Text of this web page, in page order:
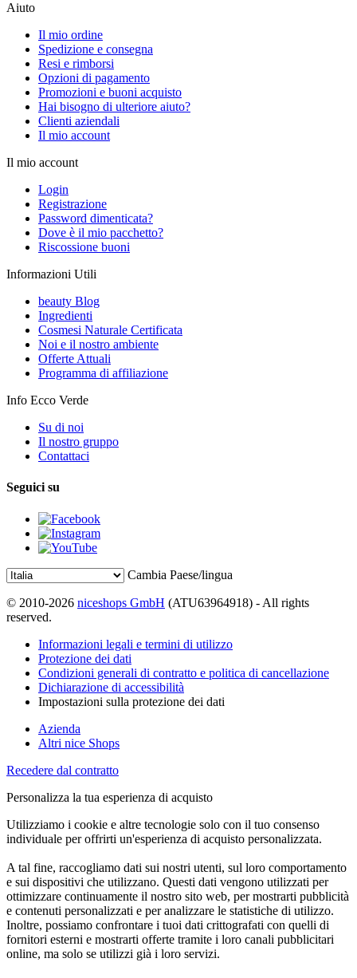
Aiuto
Il mio ordine
Spedizione e consegna
Resi e rimborsi
Opzioni di pagamento
Promozioni e buoni acquisto
Hai bisogno di ulteriore aiuto?
Clienti aziendali
Il mio account
Il mio account
Login
Registrazione
Password dimenticata?
Dove è il mio pacchetto?
Riscossione buoni
Informazioni Utili
beauty Blog
Ingredienti
Cosmesi Naturale Certificata
Noi e il nostro ambiente
Offerte Attuali
Programma di affiliazione
Info Ecco Verde
Su di noi
Il nostro gruppo
Contattaci
Seguici su
Cambia Paese/lingua
© 2010-2026 niceshops GmbH (ATU63964918) - All rights
reserved.
Informazioni legali e termini di utilizzo
Protezione dei dati
Condizioni generali di contratto e politica di cancellazione
Dichiarazione di accessibilità
Impostazioni sulla protezione dei dati
Azienda
Altri nice Shops
Recedere dal contratto
Personalizza la tua esperienza di acquisto
Utilizziamo i cookie e altre tecnologie solo con il tuo consenso
individuale per offrirti un'esperienza di acquisto personalizzata.
A tal fine, raccogliamo dati sui nostri utenti, sul loro comportamento
e sui dispositivi che utilizzano. Questi dati vengono utilizzati per
ottimizzare continuamente il nostro sito web, per mostrarti pubblicità
e contenuti personalizzati e per analizzare le statistiche di utilizzo.
Inoltre, possiamo confrontare i tuoi dati crittografati con quelli di
fornitori esterni e mostrarti offerte tramite i loro canali pubblicitari
online, ma solo se utilizzi già i loro servizi.